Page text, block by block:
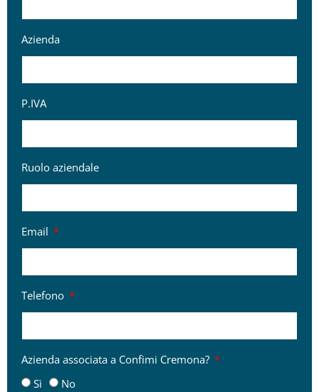
Azienda
P.IVA
Ruolo aziendale
Email
Telefono
Azienda associata a Confimi Cremona?
Sì
No